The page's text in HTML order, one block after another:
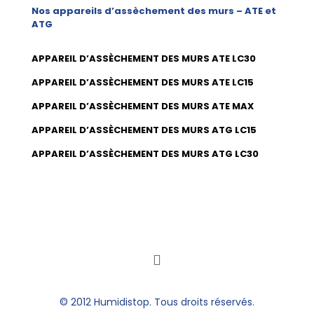
Nos appareils d’assèchement des murs – ATE et
ATG
APPAREIL D’ASSÈCHEMENT DES MURS ATE LC30
APPAREIL D’ASSÈCHEMENT DES MURS ATE LC15
APPAREIL D’ASSÈCHEMENT DES MURS ATE MAX
APPAREIL D’ASSÈCHEMENT DES MURS ATG LC15
APPAREIL D’ASSÈCHEMENT DES MURS ATG LC30
© 2012 Humidistop. Tous droits réservés.